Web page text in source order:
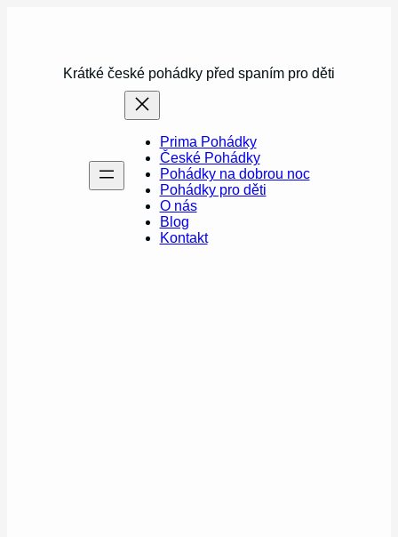
Krátké české pohádky před spaním pro děti
Prima Pohádky
České Pohádky
Pohádky na dobrou noc
Pohádky pro děti
O nás
Blog
Kontakt